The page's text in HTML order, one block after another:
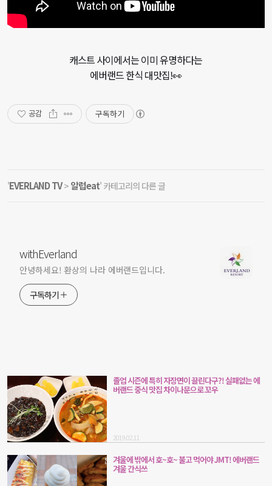
캐스트 사이에서는 이미 유명하다는
에버랜드 한식 대맛집!👀
공감 구독하기
'EVERLAND TV> 알럽eat' 카테고리의 다른 글
withEverland
안녕하세요! 환상의 나라 에버랜드입니다.
구독하기
졸업 시즌에 특히 자장면이 끌린다구?! 실패없는 에
버랜드 중식 맛집 차이나문으로 꼬우
2019.02.11
겨울에 밖에서 호~호~ 불고 먹어야 JMT! 에버랜드
겨울 간식쓰